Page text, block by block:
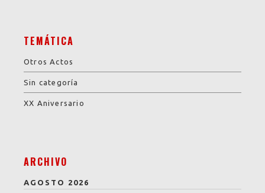
TEMÁTICA
Otros Actos
Sin categoría
XX Aniversario
ARCHIVO
AGOSTO 2026